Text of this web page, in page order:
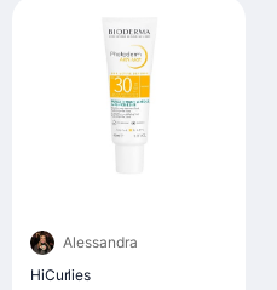
Alessandra
HiCurlies